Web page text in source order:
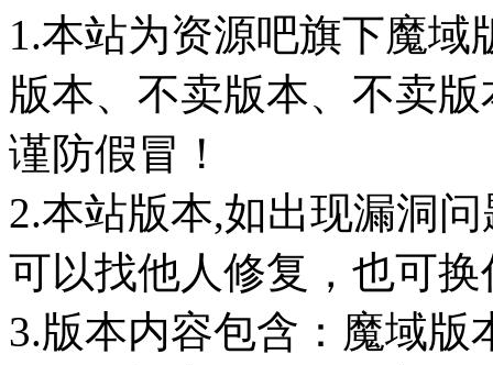
1.本站为资源吧旗下魔
版本、不卖版本、不卖版
谨防假冒！
2.本站版本,如出现漏洞
可以找他人修复，也可
3.版本内容包含：魔域版